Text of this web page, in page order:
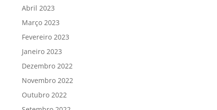
Abril 2023
Março 2023
Fevereiro 2023
Janeiro 2023
Dezembro 2022
Novembro 2022
Outubro 2022